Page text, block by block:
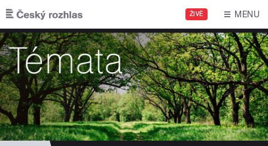
Přejít k hlavnímu obsahu
ŽIVĚ MENU